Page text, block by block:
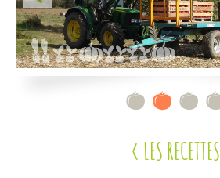
< LES RECETTES